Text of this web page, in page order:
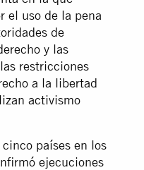
el uso de la pena
de
y las
restricciones
a la libertad
activismo
países en los
ejecuciones